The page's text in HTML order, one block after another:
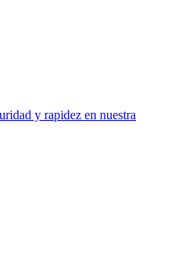
y rapidez en nuestra